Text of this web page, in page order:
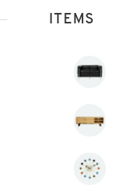
ITEMS